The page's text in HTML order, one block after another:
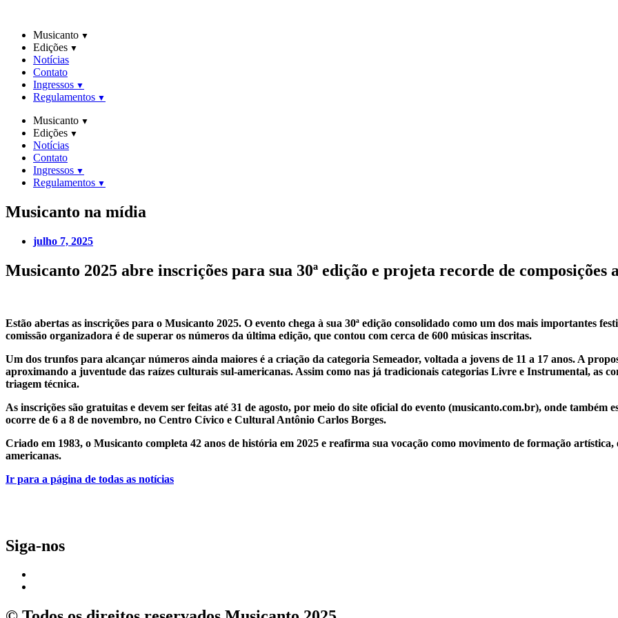
conteúdo
Musicanto
Edições
Notícias
Contato
Ingressos
Regulamentos
Musicanto
Edições
Notícias
Contato
Ingressos
Regulamentos
Musicanto na mídia
julho 7, 2025
Musicanto 2025 abre inscrições para sua 30ª edição e projeta recorde de composições
Estão abertas as inscrições para o Musicanto 2025. O evento chega à sua 30ª edição consolidado como um dos mais importantes
comissão organizadora é de superar os números da última edição, que contou com cerca de 600 músicas inscritas.
Um dos trunfos para alcançar números ainda maiores é a criação da categoria Semeador, voltada a jovens de 11 a 17 anos. A
aproximando a juventude das raízes culturais sul-americanas. Assim como nas já tradicionais categorias Livre e Instrumental, as
triagem técnica.
As inscrições são gratuitas e devem ser feitas até 31 de agosto, por meio do site oficial do evento (musicanto.com.br), onde
ocorre de 6 a 8 de novembro, no Centro Cívico e Cultural Antônio Carlos Borges.
Criado em 1983, o Musicanto completa 42 anos de história em 2025 e reafirma sua vocação como movimento de formação
americanas.
Ir para a página de todas as notícias
Siga-nos